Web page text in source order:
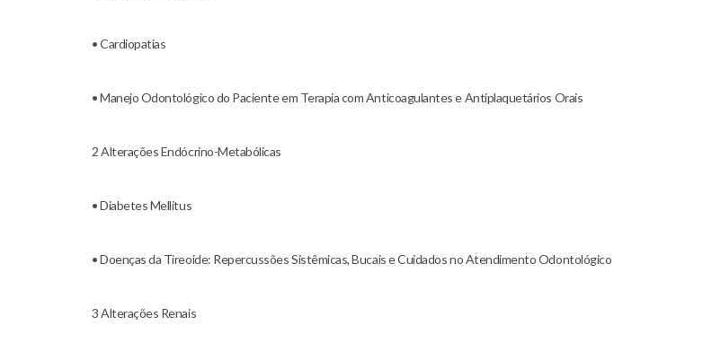
• Cardiopatias
• Manejo Odontológico do Paciente em Terapia com Anticoagulantes e Antiplaquetários Orais
2 Alterações Endócrino-Metabólicas
• Diabetes Mellitus
• Doenças da Tireoide: Repercussões Sistêmicas, Bucais e Cuidados no Atendimento Odontológico
3 Alterações Renais